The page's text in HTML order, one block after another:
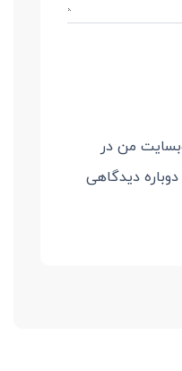
من در
دوباره دیدگاهی